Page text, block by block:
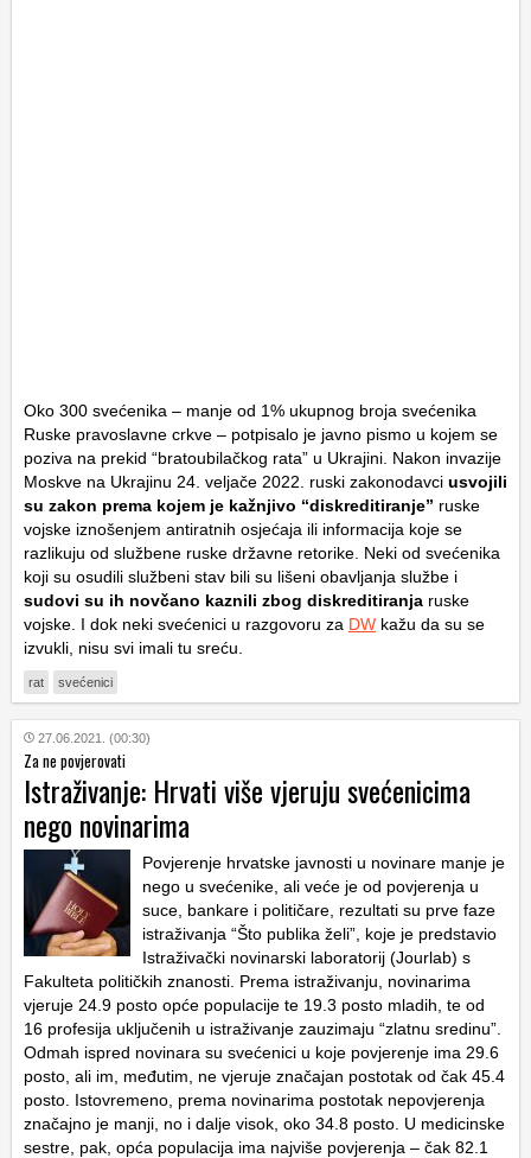
Oko 300 svećenika – manje od 1% ukupnog broja svećenika
Ruske pravoslavne crkve – potpisalo je javno pismo u kojem se
poziva na prekid “bratoubilačkog rata” u Ukrajini. Nakon invazije
Moskve na Ukrajinu 24. veljače 2022. ruski zakonodavci usvojili
su zakon prema kojem je kažnjivo “diskreditiranje” ruske
vojske iznošenjem antiratnih osjećaja ili informacija koje se
razlikuju od službene ruske državne retorike. Neki od svećenika
koji su osudili službeni stav bili su lišeni obavljanja službe i
sudovi su ih novčano kaznili zbog diskreditiranja ruske
vojske. I dok neki svećenici u razgovoru za DW kažu da su se
izvukli, nisu svi imali tu sreću.
rat svećenici
27.06.2021. (00:30)
Za ne povjerovati
Istraživanje: Hrvati više vjeruju svećenicima
nego novinarima
Povjerenje hrvatske javnosti u novinare manje je
nego u svećenike, ali veće je od povjerenja u
suce, bankare i političare, rezultati su prve faze
istraživanja “Što publika želi”, koje je predstavio
Istraživački novinarski laboratorij (Jourlab) s
Fakulteta političkih znanosti. Prema istraživanju, novinarima
vjeruje 24.9 posto opće populacije te 19.3 posto mladih, te od
16 profesija uključenih u istraživanje zauzimaju “zlatnu sredinu”.
Odmah ispred novinara su svećenici u koje povjerenje ima 29.6
posto, ali im, međutim, ne vjeruje značajan postotak od čak 45.4
posto. Istovremeno, prema novinarima postotak nepovjerenja
značajno je manji, no i dalje visok, oko 34.8 posto. U medicinske
sestre, pak, opća populacija ima najviše povjerenja – čak 82.1